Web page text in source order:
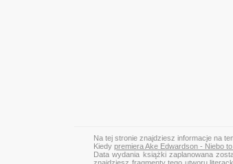
Na tej stronie znajdziesz informacje na
Kiedy premiera Ake Edwardson - Niebo
Data wydania książki zaplanowana